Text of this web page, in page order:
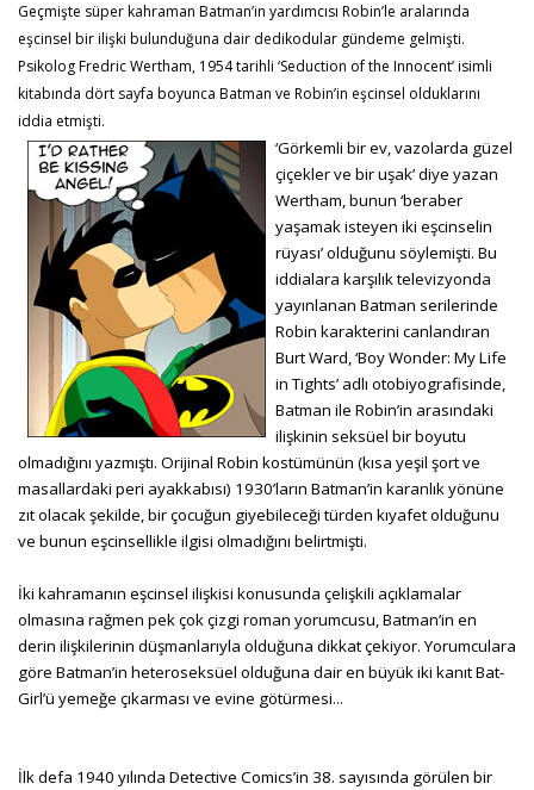
Geçmişte süper kahraman Batman’in yardımcısı Robin’le aralarında
eşcinsel bir ilişki bulunduğuna dair dedikodular gündeme gelmişti.
Psikolog Fredric Wertham, 1954 tarihli ‘Seduction of the Innocent’ isimli
kitabında dört sayfa boyunca Batman ve Robin’in eşcinsel olduklarını
iddia etmişti.
‘Görkemli bir ev, vazolarda güzel
çiçekler ve bir uşak’ diye yazan
Wertham, bunun ‘beraber
yaşamak isteyen iki eşcinselin
rüyası’ olduğunu söylemişti. Bu
iddialara karşılık televizyonda
yayınlanan Batman serilerinde
Robin karakterini canlandıran
Burt Ward, ‘Boy Wonder: My Life
in Tights’ adlı otobiyografisinde,
Batman ile Robin’in arasındaki
ilişkinin seksüel bir boyutu
olmadığını yazmıştı. Orijinal Robin kostümünün (kısa yeşil şort ve
masallardaki peri ayakkabısı) 1930’ların Batman’in karanlık yönüne
zıt olacak şekilde, bir çocuğun giyebileceği türden kıyafet olduğunu
ve bunun eşcinsellikle ilgisi olmadığını belirtmişti.
İki kahramanın eşcinsel ilişkisi konusunda çelişkili açıklamalar
olmasına rağmen pek çok çizgi roman yorumcusu, Batman’in en
derin ilişkilerinin düşmanlarıyla olduğuna dikkat çekiyor. Yorumculara
göre Batman’in heteroseksüel olduğuna dair en büyük iki kanıt Bat-
Girl’ü yemeğe çıkarması ve evine götürmesi...
İlk defa 1940 yılında Detective Comics’in 38. sayısında görülen bir